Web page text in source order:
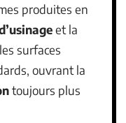
produites en
et la
surfaces
ouvrant la
toujours plus